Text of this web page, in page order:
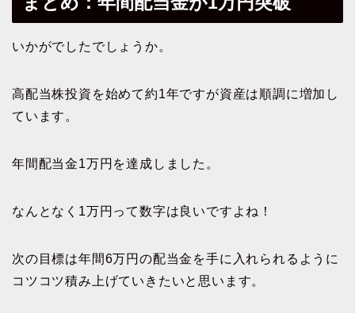
いかがでしたでしょうか。
高配当株投資を始めて約1年ですが資産は順調に増加し
ています。
年間配当金1万円を達成しました。
なんとなく1万円って数字は良いですよね！
次の目標は年間6万円の配当金を手に入れられるように
コツコツ積み上げていきたいと思います。